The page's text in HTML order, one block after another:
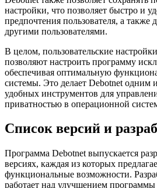
настройки, что позволяет быстро и
предпочтения пользователя, а также
другими пользователями.
В целом, пользовательские
позволяют настроить программу
обеспечивая оптимальную
системы. Это делает Debotnet одним
удобных инструментов для
приватностью в операционной
Список версий и
Программа Debotnet выпускается
версиях, каждая из которых
функциональные возможности.
работает над улучшением